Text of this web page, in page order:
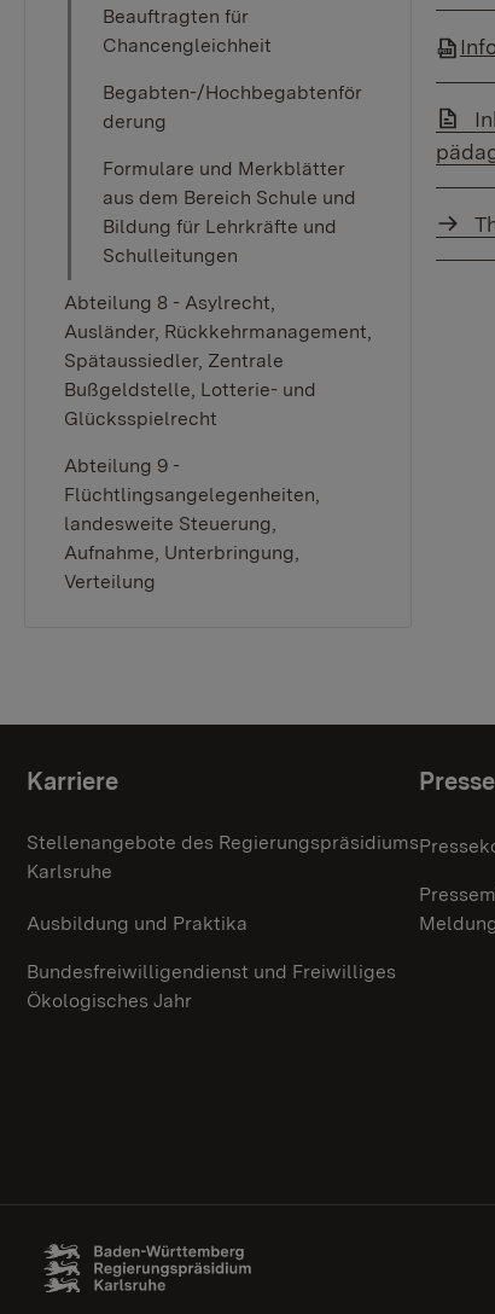
Beauftragten für
Chancengleichheit
Begabten-/Hochbegabtenför
derung
Formulare und Merkblätter
aus dem Bereich Schule und
Bildung für Lehrkräfte und
Schulleitungen
Abteilung 8 - Asylrecht,
Ausländer, Rückkehrmanagement,
Spätaussiedler, Zentrale
Bußgeldstelle, Lotterie- und
Glücksspielrecht
Abteilung 9 -
Flüchtlingsangelegenheiten,
landesweite Steuerung,
Aufnahme, Unterbringung,
Verteilung
Themenübersicht
Karriere
Stellenangebote des Regierungspräsidiums
Karlsruhe
Ausbildung und Praktika
Bundesfreiwilligendienst und Freiwilliges
Ökologisches Jahr
Presse